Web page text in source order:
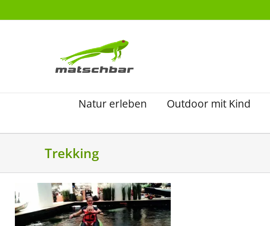
Natur erleben Outdoor mit Kind
Trekking
Abenteuer Reisen Familien-Alltag
München-Tipps